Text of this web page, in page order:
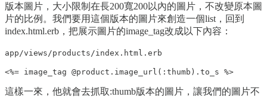
版本圖片，大小限制在長200寬200以內的圖片，不改變原本圖
片的比例。我們要用這個版本的圖片來創造一個list，回到
index.html.erb，把展示圖片的image_tag改成以下內容：
app/views/products/index.html.erb
這樣一來，他就會去抓取:thumb版本的圖片，讓我們的圖片不